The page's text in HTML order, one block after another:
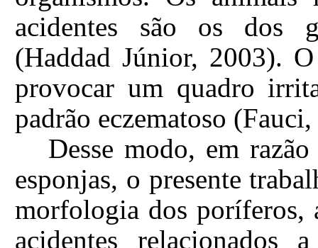
acidentes são os dos
(Haddad Júnior, 2003).
provocar um quadro
padrão eczematoso
Desse modo, em
esponjas, o presente
morfologia dos poríferos,
acidentes relacionados